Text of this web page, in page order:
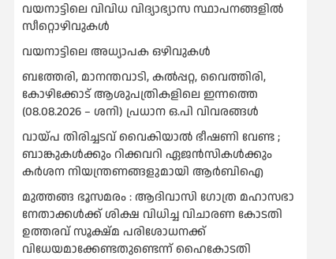
വയനാട്ടിലെ വിവിധ വിദ്യാഭ്യാസ സ്ഥാപനങ്ങളിൽ
സീറ്റൊഴിവുകൾ
വയനാട്ടിലെ അധ്യാപക ഒഴിവുകൾ
ബത്തേരി, മാനന്തവാടി, കൽപ്പറ്റ, വൈത്തിരി,
കോഴിക്കോട് ആശുപത്രികളിലെ ഇന്നത്തെ
(08.08.2026 – ശനി) പ്രധാന ഒ.പി വിവരങ്ങൾ
വായ്പ തിരിച്ചടവ് വൈകിയാല്‍ ഭീഷണി വേണ്ട ;
ബാങ്കുകള്‍ക്കും റിക്കവറി ഏജൻസികള്‍ക്കും
കര്‍ശന നിയന്ത്രണങ്ങളുമായി ആര്‍ബിഐ
മുത്തങ്ങ ഭൂസമരം : ആദിവാസി ഗോത്ര മഹാസഭാ
നേതാക്കള്‍ക്ക് ശിക്ഷ വിധിച്ച വിചാരണ കോടതി
ഉത്തരവ് സൂക്ഷ്മ പരിശോധനക്ക്
വിധേയമാക്കേണ്ടതുണ്ടെന്ന് ഹൈകോടതി